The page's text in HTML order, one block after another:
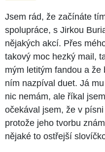
Jsem rád, že začínáte
spolupráce, s Jirkou
nějakých akcí. Přes
takový moc hezký mail,
mým letitým fandou a
ním nazpíval duet. Já
nic nemám, ale říkal
očekával jsem, že v
protože jeho tvorbu
nějaké to ostřejší